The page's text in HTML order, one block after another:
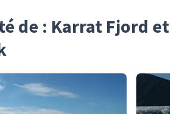
de : Karrat Fjord et